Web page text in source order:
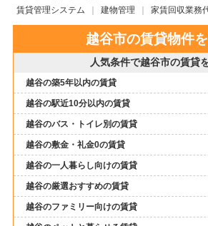
賃貸管理システム
建物管理 家賃回収業務
越谷市の賃貸物件
人気条件で越谷市の賃貸
越谷の築5年以内の賃貸
越谷の駅近10分以内の賃貸
越谷のバス・トイレ別の賃貸
越谷の敷金・礼金0の賃貸
越谷の一人暮らし向けの賃貸
越谷の厳選おすすめの賃貸
越谷のファミリー向けの賃貸